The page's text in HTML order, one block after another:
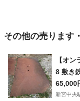
その他の売ります
【オ
65,000
新宮中央